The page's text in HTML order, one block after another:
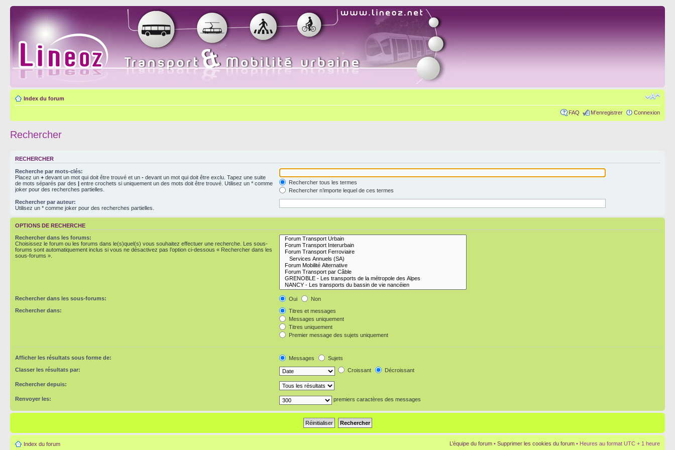
Index du forum
FAQ M’enregistrer Connexion
Rechercher
RECHERCHER
Recherche par mots-clés:
Placez un + devant un mot qui doit être trouvé et un - devant un mot qui doit être exclu. Tapez une suite
de mots séparés par des | entre crochets si uniquement un des mots doit être trouvé. Utilisez un * comme
joker pour des recherches partielles.
Rechercher tous les termes
Rechercher n’importe lequel de ces termes
Rechercher par auteur:
Utilisez un * comme joker pour des recherches partielles.
OPTIONS DE RECHERCHE
Rechercher dans les forums:
Choisissez le forum ou les forums dans le(s)quel(s) vous souhaitez effectuer une recherche. Les sous-
forums sont automatiquement inclus si vous ne désactivez pas l’option ci-dessous « Rechercher dans les
sous-forums ».
Rechercher dans les sous-forums: Oui
Non
Rechercher dans:
Titres et messages
Messages uniquement
Titres uniquement
Premier message des sujets uniquement
Afficher les résultats sous forme de: Messages
Sujets
Classer les résultats par:
Croissant Décroissant
Rechercher depuis:
Renvoyer les: premiers caractères des messages
Index du forum L’équipe du forum • Supprimer les cookies du forum • Heures au format UTC + 1 heure